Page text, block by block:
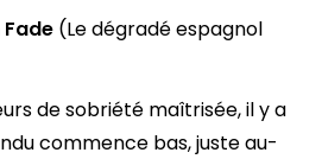
Fade (Le dégradé espagnol
de sobriété maîtrisée, il y a
commence bas, juste au-